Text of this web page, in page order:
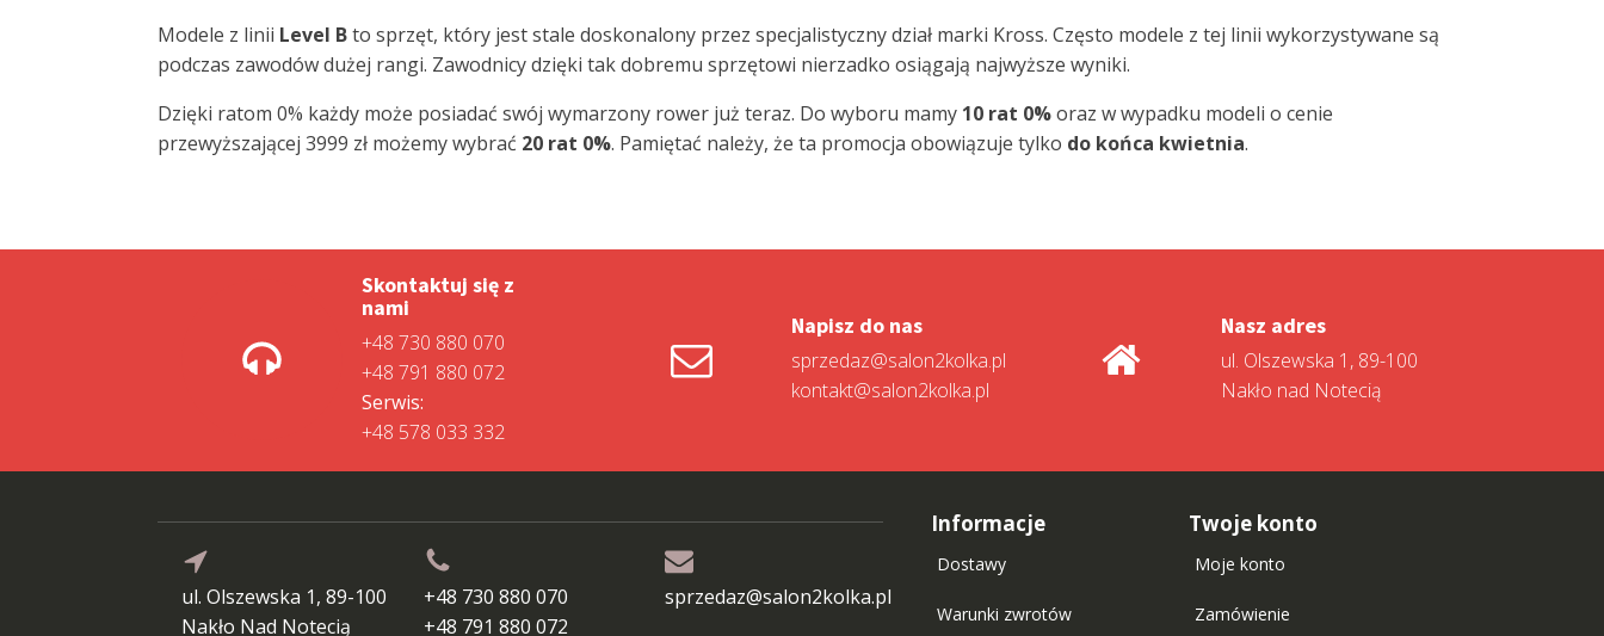
Modele z linii Level Bto sprzęt, który jest stale doskonalony przez specjalistyczny dział marki Kross. Często modele z tej linii wykorzystywane są
podczas zawodów dużej rangi. Zawodnicy dzięki tak dobremu sprzętowi nierzadko osiągają najwyższe wyniki.
Dzięki ratom 0% każdy może posiadać swój wymarzony rower już teraz. Do wyboru mamy 10 rat 0%oraz w wypadku modeli o cenie
przewyższającej 3999 zł możemy wybrać 20 rat 0%. Pamiętać należy, że ta promocja obowiązuje tylko do końca kwietnia.
Skontaktuj się z
nami
+48 730 880 070
+48 791 880 072
Serwis:
+48 578 033 332
Napisz do nas
sprzedaz@salon2kolka.pl
kontakt@salon2kolka.pl
Nasz adres
ul. Olszewska 1, 89-100
Nakło nad Notecią
ul. Olszewska 1, 89-100
Nakło Nad Notecią
+48 730 880 070
+48 791 880 072
sprzedaz@salon2kolka.pl
Informacje
Dostawy
Warunki zwrotów
Twoje konto
Moje konto
Zamówienie